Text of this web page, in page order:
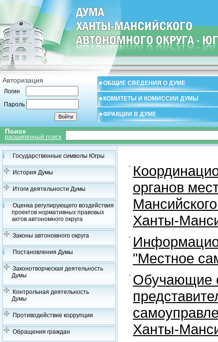
Авторизация
Логин
Пароль
ОБЩИЕ СВЕДЕНИЯ О ДУМЕ
КОМИТЕТЫ И КОМИССИИ ДУМЫ
ФРАКЦИИ В ДУМЕ
Поиск
расширенный поиск
Государственные символы Югры
История Думы
Итоги деятельности Думы
Оценка регулирующего воздействия
проектов нормативных правовых
актов автономного округа
Законы автономного округа
Постановления Думы
Законотворческая деятельность
Думы
Контрольная деятельность
Думы
Противодействие коррупции
Обращения граждан
органов
Ханты-
"Местное
Обучающие
Ханты-